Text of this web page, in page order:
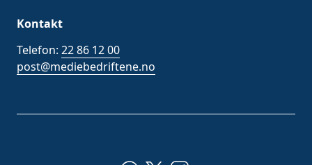
Kontakt
Telefon: 22 86 12 00
post@mediebedriftene.no